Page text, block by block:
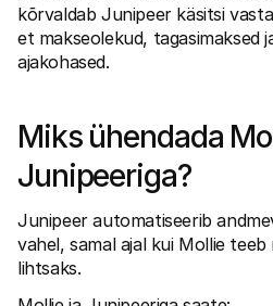
kõrvaldab Junipeer käsitsi
et makseolekud, tagasimaksed
ajakohased.
Miks ühendada
Junipeeriga?
Junipeer automatiseerib
vahel, samal ajal kui Mollie
lihtsaks.
Tutvu meie loo ja väärtustega
lähemalt
Uudised
Loe uusimaid Mollie uudiseid
inimesi!
Kontakt
Uuri välja, miks Mollie on sinu
Mollie klientidele
Külastage meie klienditoe
Võta ühendust müügitiimiga
Avasta, kuidas me saame sinu